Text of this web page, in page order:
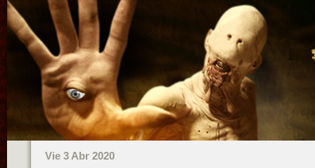
Vie 3 Abr 2020